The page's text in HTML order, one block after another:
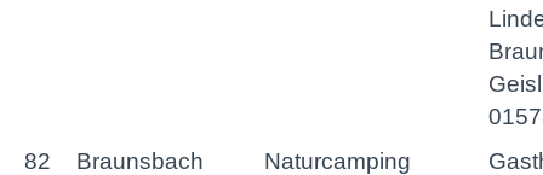
82
Braunsbach
Naturcamping